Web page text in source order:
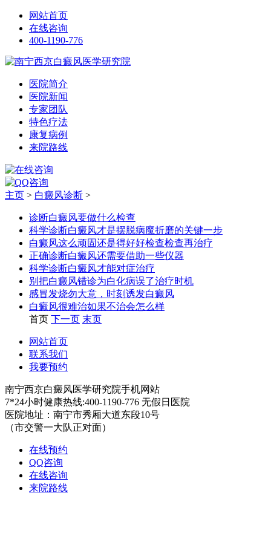
网站首页
在线咨询
400-1190-776
医院简介
医院新闻
专家团队
特色疗法
康复病例
来院路线
主页 > 白癜风诊断 >
诊断白癜风要做什么检查
科学诊断白癜风才是摆脱病魔折磨的关键一步
白癜风这么顽固还是得好好检查检查再治疗
正确诊断白癜风还需要借助一些仪器
科学诊断白癜风才能对症治疗
别把白癜风错诊为白化病误了治疗时机
感冒发烧勿大意，时刻诱发白癜风
白癜风很难治如果不治会怎么样
首页 下一页 末页
网站首页
联系我们
我要预约
南宁西京白癜风医学研究院手机网站
7*24小时健康热线:400-1190-776 无假日医院
医院地址：南宁市秀厢大道东段10号
（市交警一大队正对面）
在线预约
QQ咨询
在线咨询
来院路线